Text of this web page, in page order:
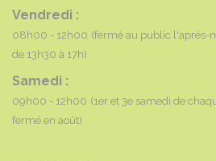
Vendredi :
08h00 - 12h00 (fermé au public l'après-
de 13h30 à 17h)
Samedi :
09h00 - 12h00 (1er et 3e samedi de
fermé en août)